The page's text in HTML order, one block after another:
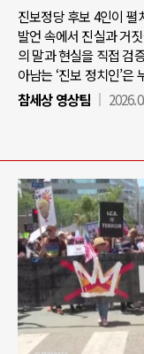
진보정당 후보 4인이 펼
발언 속에서 진실과 거
의 말과 현실을 직접 검
아남는 ‘진보 정치인’은
참세상 영상팀